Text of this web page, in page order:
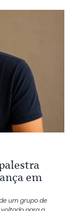
em
um grupo de